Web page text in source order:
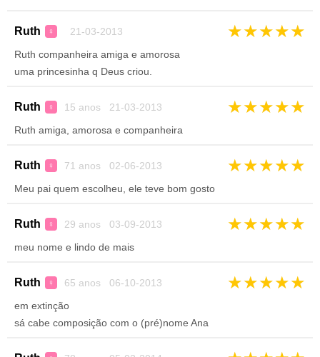
Ruth ♀ 21-03-2013 ★★★★★
Ruth companheira amiga e amorosa
uma princesinha q Deus criou.
Ruth ♀ 15 anos 21-03-2013 ★★★★★
Ruth amiga, amorosa e companheira
Ruth ♀ 71 anos 02-06-2013 ★★★★★
Meu pai quem escolheu, ele teve bom gosto
Ruth ♀ 29 anos 03-09-2013 ★★★★★
meu nome e lindo de mais
Ruth ♀ 65 anos 06-10-2013 ★★★★★
em extinção
sá cabe composição com o (pré)nome Ana